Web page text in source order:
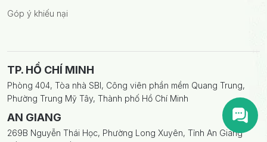
TP. HỒ CHÍ MINH
Phòng 404, Tòa nhà SBI, Công viên phần mềm Quang Trung,
Phường Trung Mỹ Tây, Thành phố Hồ Chí Minh
AN GIANG
269B Nguyễn Thái Học, Phường Long Xuyên, Tỉnh An Giang
Góp ý khiếu nại